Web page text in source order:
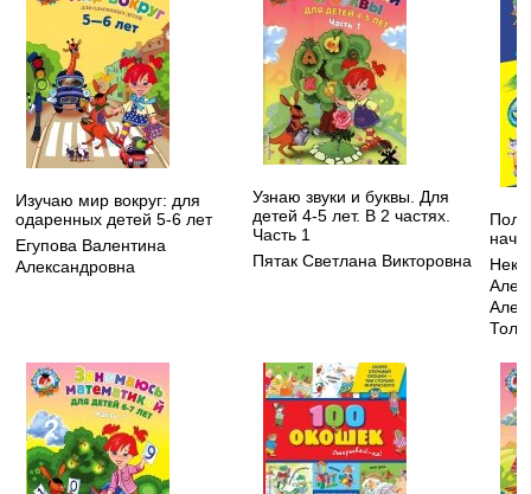
Изучаю мир вокруг: для
одаренных детей 5-6 лет
Егупова Валентина
Александровна
Узнаю звуки и буквы. Для
детей 4-5 лет. В 2 частях.
Часть 1
Пятак Светлана Викторовна